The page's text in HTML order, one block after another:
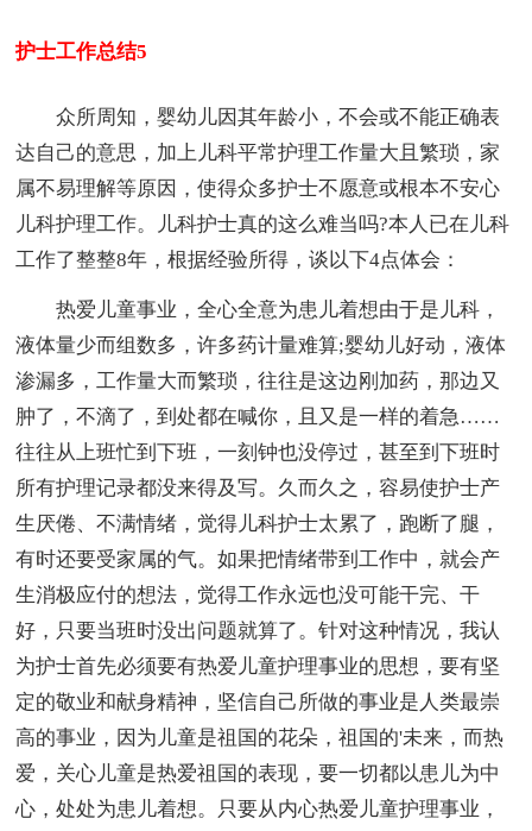
护士工作总结5
众所周知，婴幼儿因其年龄小，不会或不能正确表
达自己的意思，加上儿科平常护理工作量大且繁琐，家
属不易理解等原因，使得众多护士不愿意或根本不安心
儿科护理工作。儿科护士真的这么难当吗?本人已在儿科
工作了整整8年，根据经验所得，谈以下4点体会：
热爱儿童事业，全心全意为患儿着想由于是儿科，
液体量少而组数多，许多药计量难算;婴幼儿好动，液体
渗漏多，工作量大而繁琐，往往是这边刚加药，那边又
肿了，不滴了，到处都在喊你，且又是一样的着急……
往往从上班忙到下班，一刻钟也没停过，甚至到下班时
所有护理记录都没来得及写。久而久之，容易使护士产
生厌倦、不满情绪，觉得儿科护士太累了，跑断了腿，
有时还要受家属的气。如果把情绪带到工作中，就会产
生消极应付的想法，觉得工作永远也没可能干完、干
好，只要当班时没出问题就算了。针对这种情况，我认
为护士首先必须要有热爱儿童护理事业的思想，要有坚
定的敬业和献身精神，坚信自己所做的事业是人类最崇
高的事业，因为儿童是祖国的花朵，祖国的'未来，而热
爱，关心儿童是热爱祖国的表现，要一切都以患儿为中
心，处处为患儿着想。只要从内心热爱儿童护理事业，